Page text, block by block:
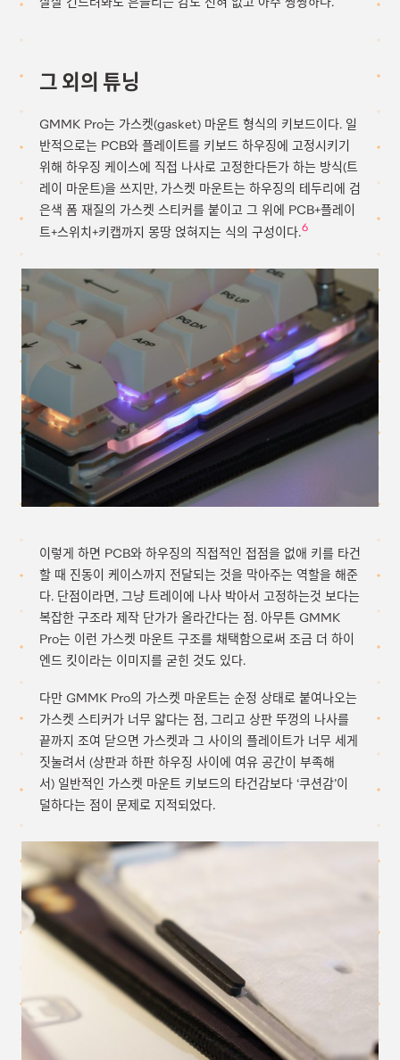
그 외의 튜닝
GMMK Pro는 가스켓(gasket) 마운트 형식의 키보드이다. 일
반적으로는 PCB와 플레이트를 키보드 하우징에 고정시키기
위해 하우징 케이스에 직접 나사로 고정한다든가 하는 방식(트
레이 마운트)을 쓰지만, 가스켓 마운트는 하우징의 테두리에 검
은색 폼 재질의 가스켓 스티커를 붙이고 그 위에 PCB+플레이
트+스위치+키캡까지 몽땅 얹혀지는 식의 구성이다.6
이렇게 하면 PCB와 하우징의 직접적인 접점을 없애 키를 타건
할 때 진동이 케이스까지 전달되는 것을 막아주는 역할을 해준
다. 단점이라면, 그냥 트레이에 나사 박아서 고정하는것 보다는
복잡한 구조라 제작 단가가 올라간다는 점. 아무튼 GMMK
Pro는 이런 가스켓 마운트 구조를 채택함으로써 조금 더 하이
엔드 킷이라는 이미지를 굳힌 것도 있다.
다만 GMMK Pro의 가스켓 마운트는 순정 상태로 붙여나오는
가스켓 스티커가 너무 얇다는 점, 그리고 상판 뚜껑의 나사를
끝까지 조여 닫으면 가스켓과 그 사이의 플레이트가 너무 세게
짓눌려서 (상판과 하판 하우징 사이에 여유 공간이 부족해
서) 일반적인 가스켓 마운트 키보드의 타건감보다 ‘쿠션감’이
덜하다는 점이 문제로 지적되었다.